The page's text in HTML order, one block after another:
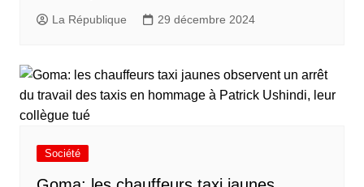
La République 29 décembre 2024
Société